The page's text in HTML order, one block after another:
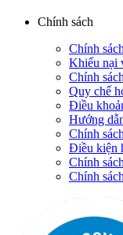
Chính sách
Chính
Khiếu nại
Chính
Quy chế
Điều
Hướng
Chính
Điều kiện
Chính
Chính